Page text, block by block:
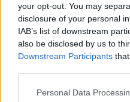
your opt-out. You may
disclosure of your personal
IAB’s list of downstream
also be disclosed by us to
Downstream Participants
Please note that this
Personal Data
Az ÖBB a
bocsát ki, mely ára 66
a teljesárú vonatjegyek
Kiváltása a nem
megéri, már akár egy
az árát. További